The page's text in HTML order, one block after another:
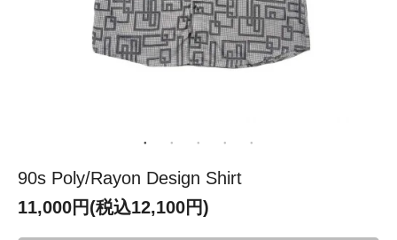
90s Poly/Rayon Design Shirt
11,000円(税込12,100円)